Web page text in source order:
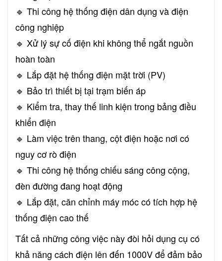
🔹 Thi công hệ thống điện dân dụng và điện
công nghiệp
🔹 Xử lý sự cố điện khi không thể ngắt nguồn
hoàn toàn
🔹 Lắp đặt hệ thống điện mặt trời (PV)
🔹 Bảo trì thiết bị tại trạm biến áp
🔹 Kiểm tra, thay thế linh kiện trong bảng điều
khiển điện
🔹 Làm việc trên thang, cột điện hoặc nơi có
nguy cơ rò điện
🔹 Thi công hệ thống chiếu sáng công cộng,
đèn đường đang hoạt động
🔹 Lắp đặt, căn chỉnh máy móc có tích hợp hệ
thống điện cao thế
Tất cả những công việc này đòi hỏi dụng cụ có
khả năng cách điện lên đến 1000V để đảm bảo